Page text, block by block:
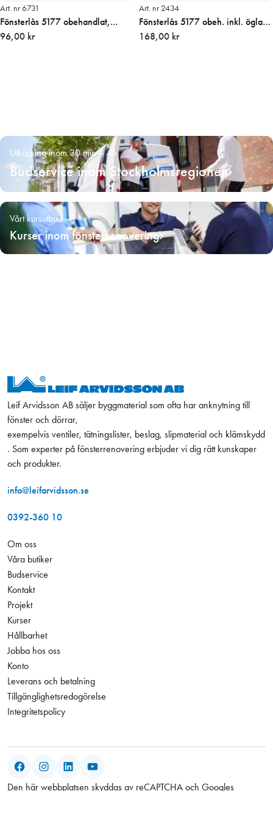
Art. nr 6731
Fönsterlås 5177 obehandlat,
endast ögla
96,00 kr
Art. nr 2434
Fönsterlås 5177 obeh. inkl. ögla
och hake
168,00 kr
Utkörning inom 30 min – 4h
Budservice inom Stockholmsregionen
Vårt kursutbud
Kurser inom fönsterrenovering
Leif Arvidsson AB säljer byggmaterial som ofta har anknytning till
fönster och dörrar,
exempelvis ventiler, tätningslister, beslag, slipmaterial och klämskydd
. Som experter på fönsterrenovering erbjuder vi dig rätt kunskaper
och produkter.
info@leifarvidsson.se
0392-360 10
Om oss
Våra butiker
Budservice
Kontakt
Projekt
Kurser
Hållbarhet
Jobba hos oss
Konto
Leverans och betalning
Tillgänglighetsredogörelse
Integritetspolicy
Facebook
Instagram
LinkedIn
Den här webbplatsen skyddas av reCAPTCHA och Googles